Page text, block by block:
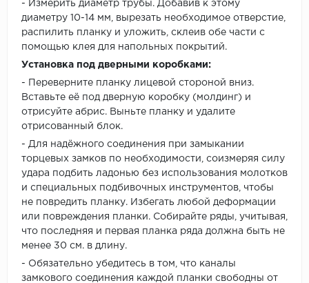
- Измерить диаметр трубы. Добавив к этому
диаметру 10-14 мм, вырезать необходимое отверстие,
распилить планку и уложить, склеив обе части с
помощью клея для напольных покрытий.
Установка под дверными коробками:
- Переверните планку лицевой стороной вниз.
Вставьте её под дверную коробку (молдинг) и
отрисуйте абрис. Выньте планку и удалите
отрисованный блок.
- Для надёжного соединения при замыкании
торцевых замков по необходимости, соизмеряя силу
удара подбить ладонью без использования молотков
и специальных подбивочных инструментов, чтобы
не повредить планку. Избегать любой деформации
или повреждения планки. Собирайте ряды, учитывая,
что последняя и первая планка ряда должна быть не
менее 30 см. в длину.
- Обязательно убедитесь в том, что каналы
замкового соединения каждой планки свободны от